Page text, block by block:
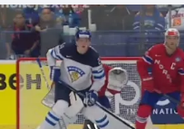
Atletika
Cyklistika
DALŠÍ SPORTY